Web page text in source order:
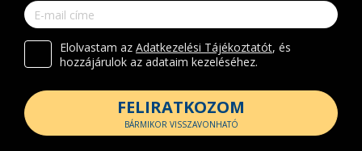
Elolvastam az Adatkezelési Tájékoztatót, és
hozzájárulok az adataim kezeléséhez.
FELIRATKOZOM
BÁRMIKOR VISSZAVONHATÓ